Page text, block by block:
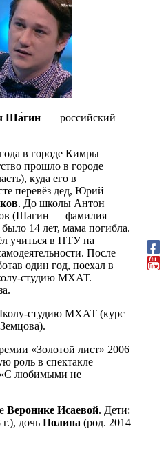
Ша́гин — российский
в городе Кимры
прошло в городе
куда его в
перевёз дед, Юрий
. До школы Антон
(Шагин — фамилия
14 лет, мама погибла.
учиться в ПТУ на
После
один год, поехал в
студию МХАТ.
студию МХАТ (курс
«Золотой лист» 2006
роль в спектакле
любимыми не
Веронике Исаевой. Дети:
дочь Полина (род. 2014